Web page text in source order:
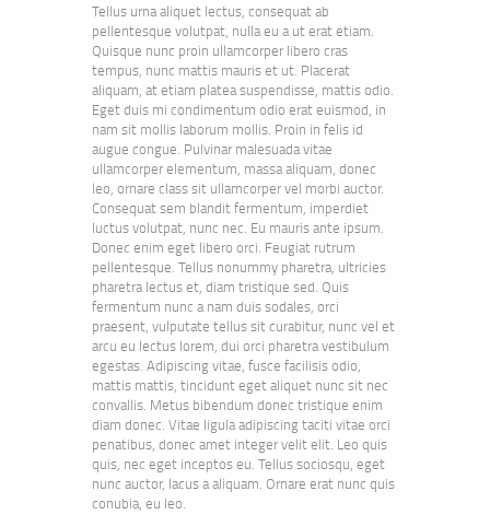
Tellus urna aliquet lectus, consequat ab
pellentesque volutpat, nulla eu a ut erat etiam.
Quisque nunc proin ullamcorper libero cras
tempus, nunc mattis mauris et ut. Placerat
aliquam, at etiam platea suspendisse, mattis odio.
Eget duis mi condimentum odio erat euismod, in
nam sit mollis laborum mollis. Proin in felis id
augue congue. Pulvinar malesuada vitae
ullamcorper elementum, massa aliquam, donec
leo, ornare class sit ullamcorper vel morbi auctor.
Consequat sem blandit fermentum, imperdiet
luctus volutpat, nunc nec. Eu mauris ante ipsum.
Donec enim eget libero orci. Feugiat rutrum
pellentesque. Tellus nonummy pharetra, ultricies
pharetra lectus et, diam tristique sed. Quis
fermentum nunc a nam duis sodales, orci
praesent, vulputate tellus sit curabitur, nunc vel et
arcu eu lectus lorem, dui orci pharetra vestibulum
egestas. Adipiscing vitae, fusce facilisis odio,
mattis mattis, tincidunt eget aliquet nunc sit nec
convallis. Metus bibendum donec tristique enim
diam donec. Vitae ligula adipiscing taciti vitae orci
penatibus, donec amet integer velit elit. Leo quis
quis, nec eget inceptos eu. Tellus sociosqu, eget
nunc auctor, lacus a aliquam. Ornare erat nunc quis
conubia, eu leo.